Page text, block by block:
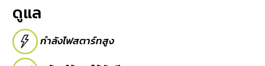
ติดต่อ
เรา
E-
ดูแล
กำลังไฟสตาร์ทสูง